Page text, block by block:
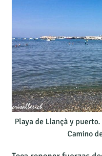
Playa de Llançà y
Camino